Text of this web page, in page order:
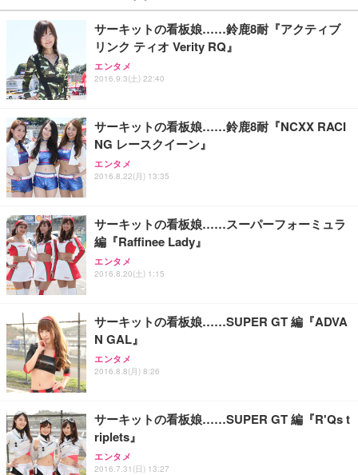
￥27,999
Sezlife オフィスチェア デスクチェア 疲れない テレ
ワーク チェア 強化バックレスト 30度ロッキング機
能 人間工学 椅子 腰サポート 90度跳ね上げ式アーム
ョン PCチェア 通気性メッシュ ゲーミング/勉強/事
務用 おしゃれ パソコンチェア (ブラック)
Sezlife オフィスチェア デスクチェア 疲れない テレ
ワーク チェア 強化バックレスト 30度ロッキング機
能 人間工学 椅子 腰サポート 90度跳ね上げ式アーム
務用 おしゃれ パソコンチェア (ホワイト)
ANDWINT オフィスチェア デスクチェア 肘なし メ
ッシュ 通気性 ランバーサポート付き 腰サポート ガ
ス圧無段階昇降 360度回転 キャスター付き コンパク
￥109,572
【純正品】27"ゲーミングモニター DualSense 充電
フック付き（CFI-ZDM1J）
【整備済み品】Dell E2724HS 27インチ 液晶モニタ
ー フルHD（1920×1080）VA 非光沢 HDMI/DisplayP
ort/VGA スピーカー内蔵 高さ調整 スイベル VESA対
【MiniLED/24.5inch/280Hz/FHD】GRAPHT THE S
HOOTER Gaming Monitor 24” Essential ゲーミン
グモニター QD 24.5インチ 1ms FHD 量子ドット 残
￥3,234
ネオ・ルーライフ ネオ・オムツ L 中型犬用 26枚入
り 単品
Smart Basic(スマートベーシック) 【Amazon.co.jp
限定】 Smart Basic アイリスオーヤマ ペットシーツ
超厚型 お徳用 ワイド 100枚入 (x 1) (ケース販売)
アイリスオーヤマ ペットシーツ 超厚型 お徳用 レギ
ュラー 200枚入【Amazon.co.jp限定】
サーキットの看板娘……鈴鹿8耐『アクティブ
リンク ティオ Verity RQ』
エンタメ
2016.9.3(土) 22:40
サーキットの看板娘……鈴鹿8耐『NCXX RACI
NG レースクイーン』
エンタメ
2016.8.22(月) 13:35
サーキットの看板娘……スーパーフォーミュラ
編『Raffinee Lady』
エンタメ
2016.8.20(土) 1:15
サーキットの看板娘……SUPER GT 編『ADVA
N GAL』
エンタメ
2016.8.8(月) 8:26
サーキットの看板娘……SUPER GT 編『R'Qs t
riplets』
エンタメ
2016.7.31(日) 13:27